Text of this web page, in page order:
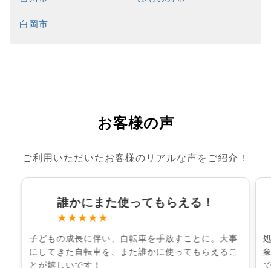
白岡市
お客様の声
ご利用いただいたお客様のリアルな声をご紹介！
誰かにまた使ってもらえる！
★★★★★
子どもの成長に伴い、自転車を手放すことに。大事
にしてきた自転車を、また誰かに使ってもらえるこ
とが嬉しいです！